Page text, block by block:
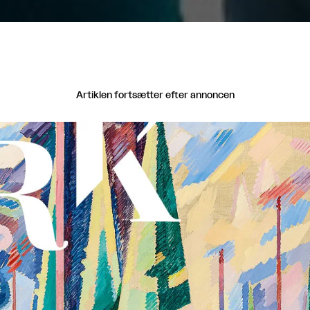
Artiklen fortsætter efter annoncen